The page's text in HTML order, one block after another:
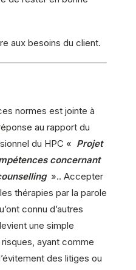
aux besoins du client.
normes est jointe à
au rapport du
du HPC « Projet
concernant
».. Accepter
thérapies par la parole
connu d’autres
une simple
ayant comme
des litiges ou